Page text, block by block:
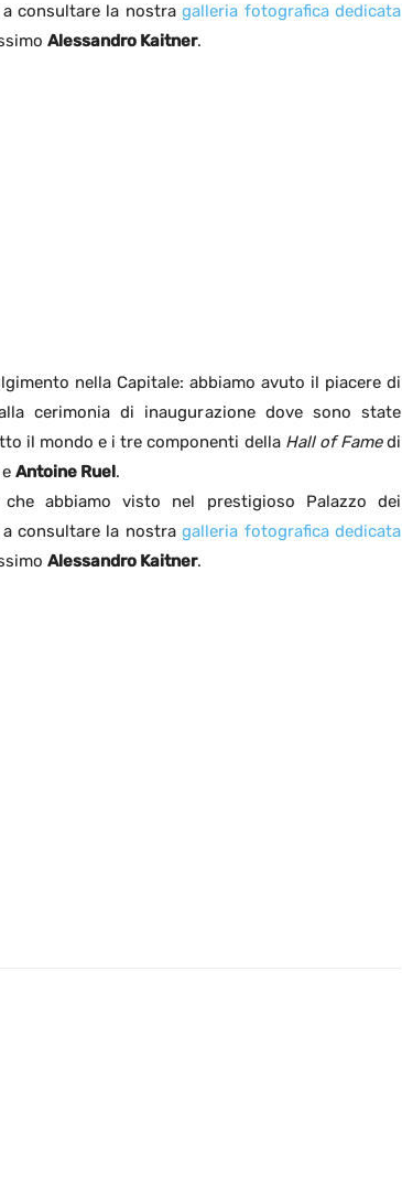
consultare la nostragalleria fotografica dedicata
Alessandro Kaitner.
nella Capitale: abbiamo avuto il piacere di
cerimonia di inaugurazione dove sono state
il mondo e i tre componenti della Hall of Famedi
e Antoine Ruel.
abbiamo visto nel prestigioso Palazzo dei
consultare la nostragalleria fotografica dedicata
Alessandro Kaitner.